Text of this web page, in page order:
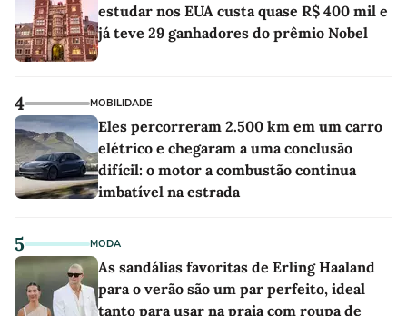
estudar nos EUA custa quase R$ 400 mil e
já teve 29 ganhadores do prêmio Nobel
4 MOBILIDADE
Eles percorreram 2.500 km em um carro
elétrico e chegaram a uma conclusão
difícil: o motor a combustão continua
imbatível na estrada
5 MODA
As sandálias favoritas de Erling Haaland
para o verão são um par perfeito, ideal
tanto para usar na praia com roupa de